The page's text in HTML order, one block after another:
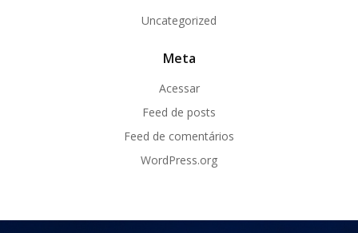
Uncategorized
Meta
Acessar
Feed de posts
Feed de comentários
WordPress.org